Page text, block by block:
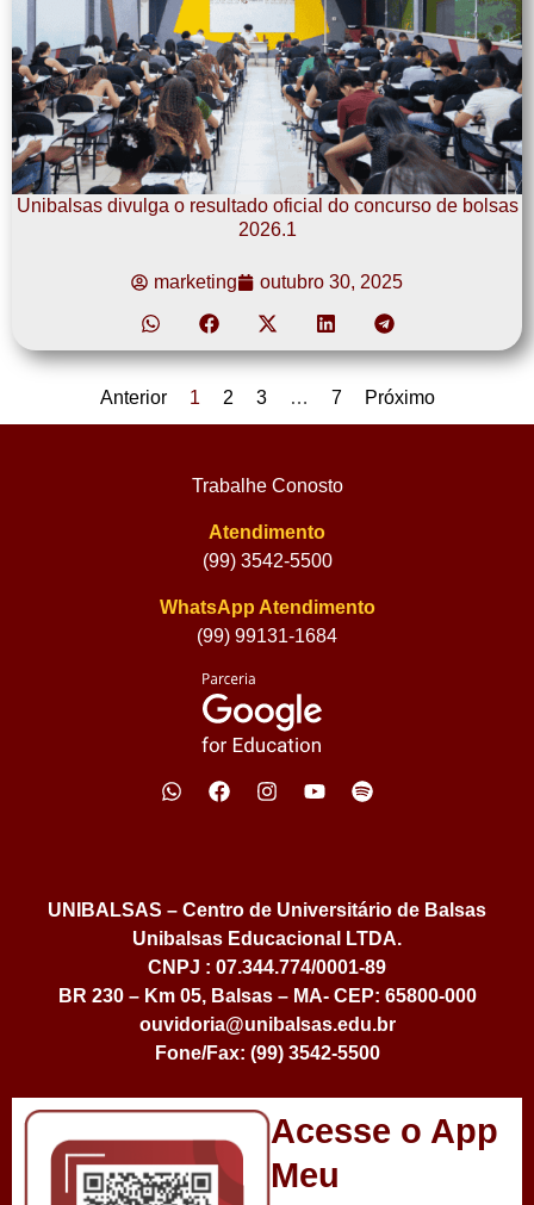
Unibalsas divulga o resultado oficial do concurso de bolsas
2026.1
marketing outubro 30, 2025
Anterior 1 2 3 … 7 Próximo
Trabalhe Conosto
Atendimento
(99) 3542-5500
WhatsApp Atendimento
(99) 99131-1684
UNIBALSAS – Centro de Universitário de Balsas
Unibalsas Educacional LTDA.
CNPJ : 07.344.774/0001-89
BR 230 – Km 05, Balsas – MA- CEP: 65800-000
ouvidoria@unibalsas.edu.br
Fone/Fax: (99) 3542-5500
Acesse o App
Meu